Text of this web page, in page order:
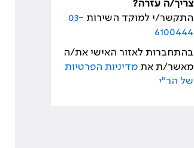
צריך/ה עזרה?
התקשר/י למוקד השירות 03-
6100444
בהתחברות לאזור האישי את/ה
מאשר/ת אתמדיניות הפרטיות
של הר"י